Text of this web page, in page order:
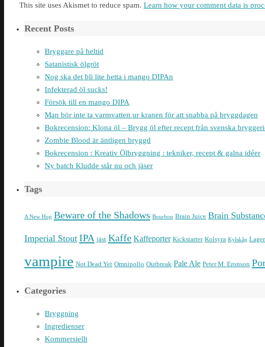
This site uses Akismet to reduce spam. Learn how your comment data is
Recent Posts
Bryggare på heltid
Satanistisk ölgröt
Nog ska det bli lite hetta i mango DIPAn
Infekterad öl sucks!
Försök till en mango DIPA
Man bör inte ta varmvatten ur kranen för att snabba på bryggdagen
Bokrecension: Klona öl – Brygg öl efter recept från svenska
Zombie Blood är äntligen bryggd
Bokrecension : Kreativ Ölbryggning : tekniker, recept & galna idéer
Ny batch Kludde står nu och jäser
Tags
A New Hop Beware of the Shadows Bourbon Brain Juice Brain
Imperial Stout IPA jäst Kaffe Kaffeporter Kickstarter Kolsyra Kylskåp Lager
vampire Not Dead Yet Omnipollo Outbreak Pale Ale Peter M. Eronson
Categories
Bryggning
Ingredienser
Kommersiellt